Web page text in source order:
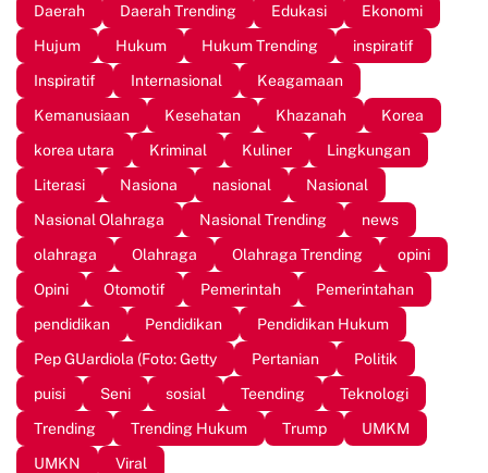
Daerah
Daerah Trending Edukasi
Ekonomi
Hujum
Hukum Hukum Trending
inspiratif
Inspiratif
Internasional
Keagamaan
Kemanusiaan
Kesehatan Khazanah
Korea
korea utara
Kriminal Kuliner
Lingkungan
Literasi
Nasiona nasional
Nasional
Nasional Olahraga
Nasional Trending
news
olahraga
Olahraga Olahraga Trending
opini
Opini
Otomotif Pemerintah
Pemerintahan
pendidikan
Pendidikan
Pendidikan Hukum
Pep GUardiola (Foto: Getty
Pertanian
Politik
puisi
Seni sosial Teending
Teknologi
Trending
Trending Hukum Trump
UMKM
UMKN
Viral